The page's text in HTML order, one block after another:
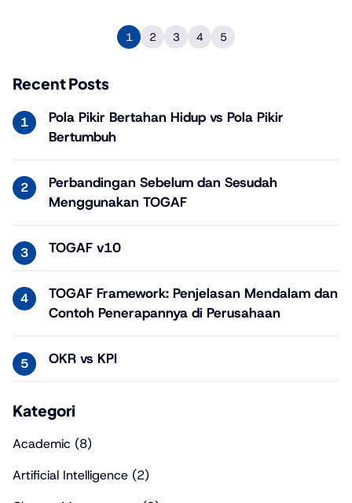
1 2 3 4 5
Recent Posts
Pola Pikir Bertahan Hidup vs Pola Pikir
Bertumbuh
Perbandingan Sebelum dan Sesudah
Menggunakan TOGAF
TOGAF v10
TOGAF Framework: Penjelasan Mendalam dan
Contoh Penerapannya di Perusahaan
OKR vs KPI
Kategori
Academic (8)
Artificial Intelligence (2)